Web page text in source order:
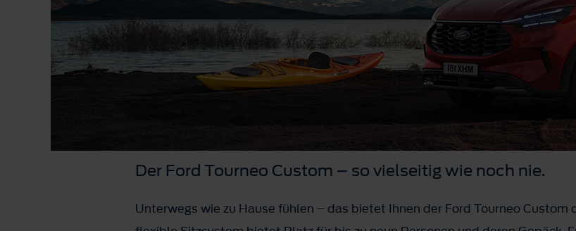
Der Ford Tourneo Custom – so vielseitig wie noch nie.
Unterwegs wie zu Hause fühlen – das bietet Ihnen der Ford Tourneo Custom